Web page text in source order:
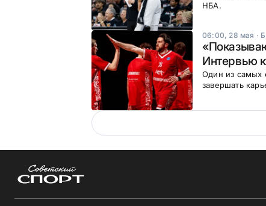
НБА.
06:00, 28 мая ·
Интервью
Один из самых
завершать